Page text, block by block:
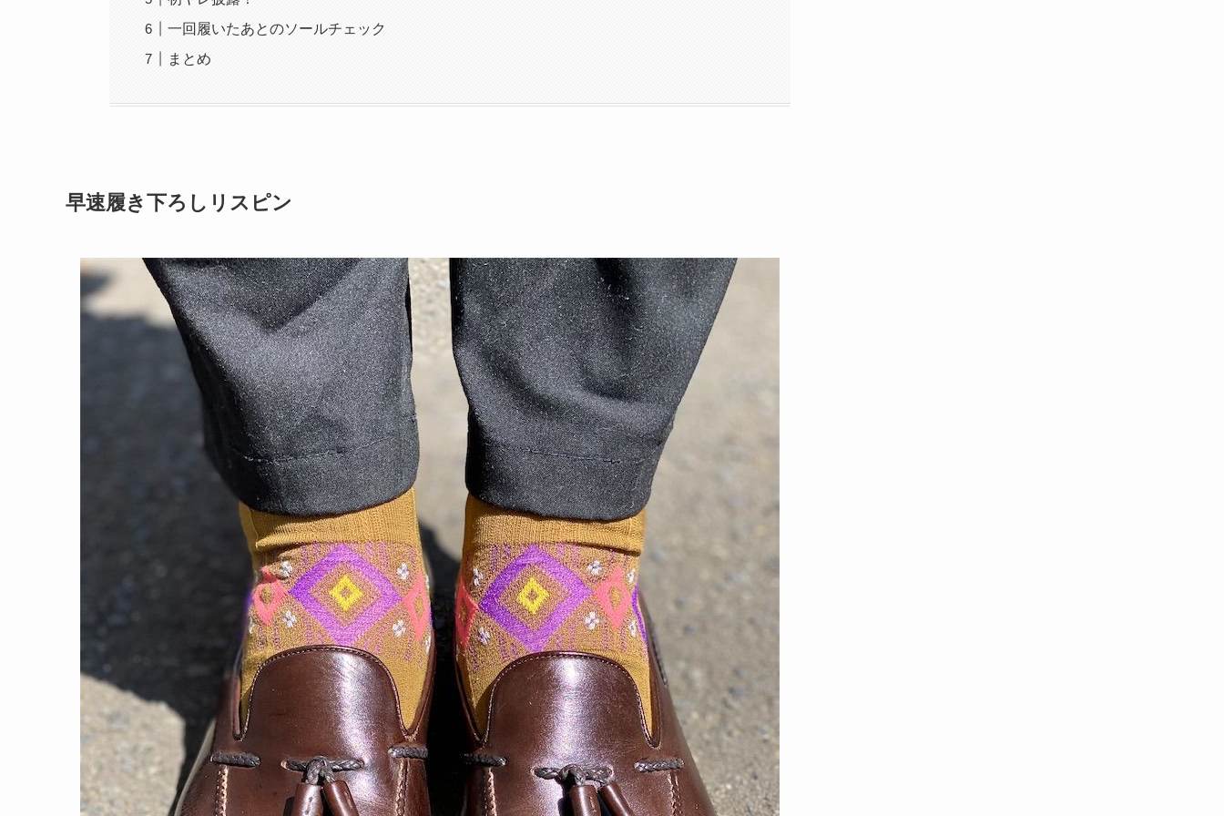
一回履いたあとのソールチェック
まとめ
早速履き下ろしリスピン